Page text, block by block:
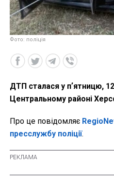
Фото: поліція
ДТП сталася у пʼятницю,
Центральному районі
Про це повідомляє
пресслужбу поліції.